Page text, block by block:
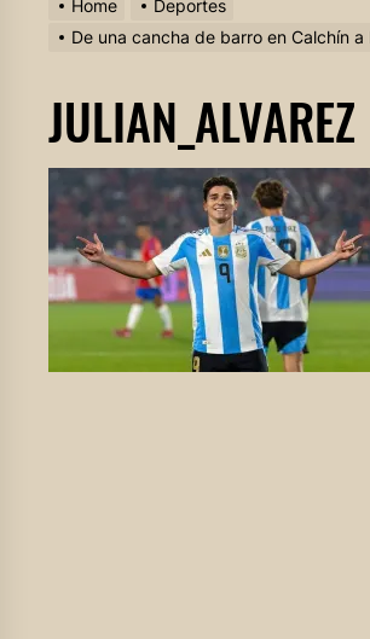
Home
Deportes
De una cancha de barro en Calchín
JULIAN_ALVAREZ